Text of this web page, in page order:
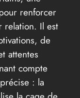
renforcer
relation. Il est
de
attentes
compte
: la